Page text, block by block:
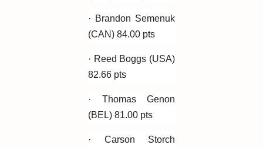
· Brandon Semenuk
(CAN) 84.00 pts
· Reed Boggs (USA)
82.66 pts
· Thomas Genon
(BEL) 81.00 pts
· Carson Storch